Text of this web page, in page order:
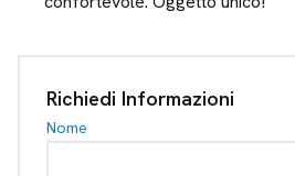
Richiedi Informazioni
Nome